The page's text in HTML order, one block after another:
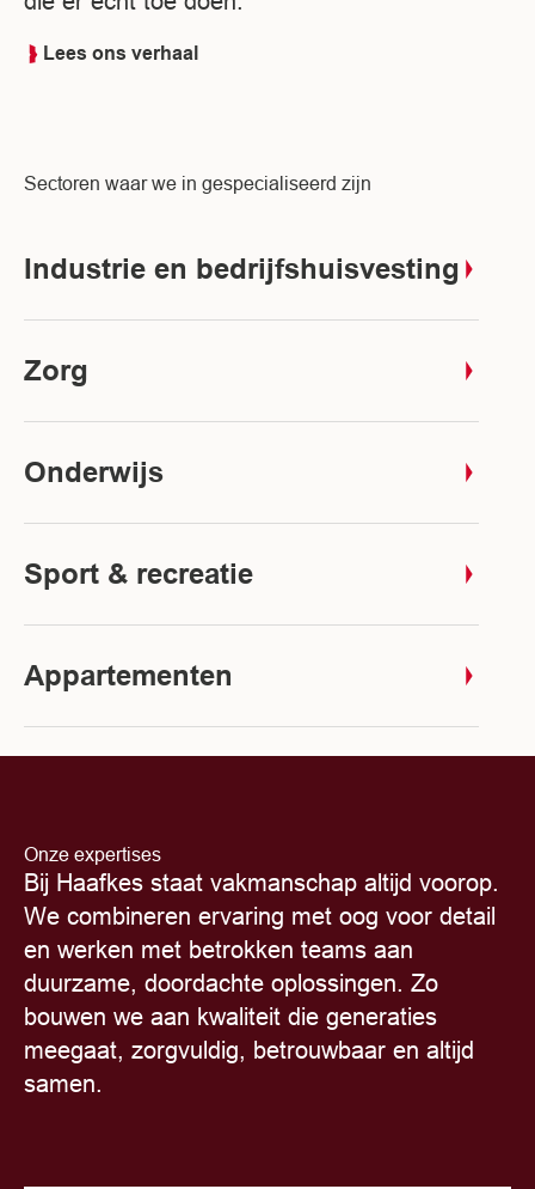
Lees ons verhaal
Sectoren waar we in gespecialiseerd zijn
Industrie en bedrijfshuisvesting
Zorg
Onderwijs
Sport & recreatie
Appartementen
Onze expertises
Bij Haafkes staat vakmanschap altijd voorop.
We combineren ervaring met oog voor detail
en werken met betrokken teams aan
duurzame, doordachte oplossingen. Zo
bouwen we aan kwaliteit die generaties
meegaat, zorgvuldig, betrouwbaar en altijd
samen.